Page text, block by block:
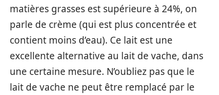
matières grasses est supérieure à 24%, on
parle de crème (qui est plus concentrée et
contient moins d’eau). Ce lait est une
excellente alternative au lait de vache, dans
une certaine mesure. N’oubliez pas que le
lait de vache ne peut être remplacé par le